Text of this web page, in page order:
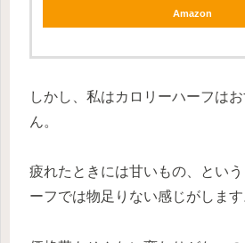
Amazon
しかし、私はカロリーハーフは
ん。
疲れたときには甘いもの、とい
ーフでは物足りない感じがします